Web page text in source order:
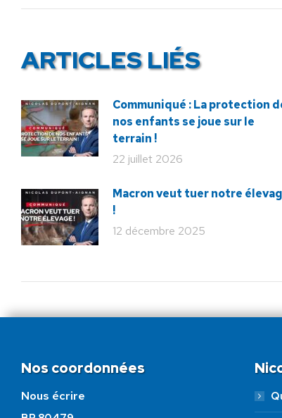
ARTICLES LIÉS
Communiqué : La protection
nos enfants se joue sur le
terrain !
22 juillet 2026
Macron veut tuer notre
!
12 décembre 2025
Nos coordonnées
Nous écrire